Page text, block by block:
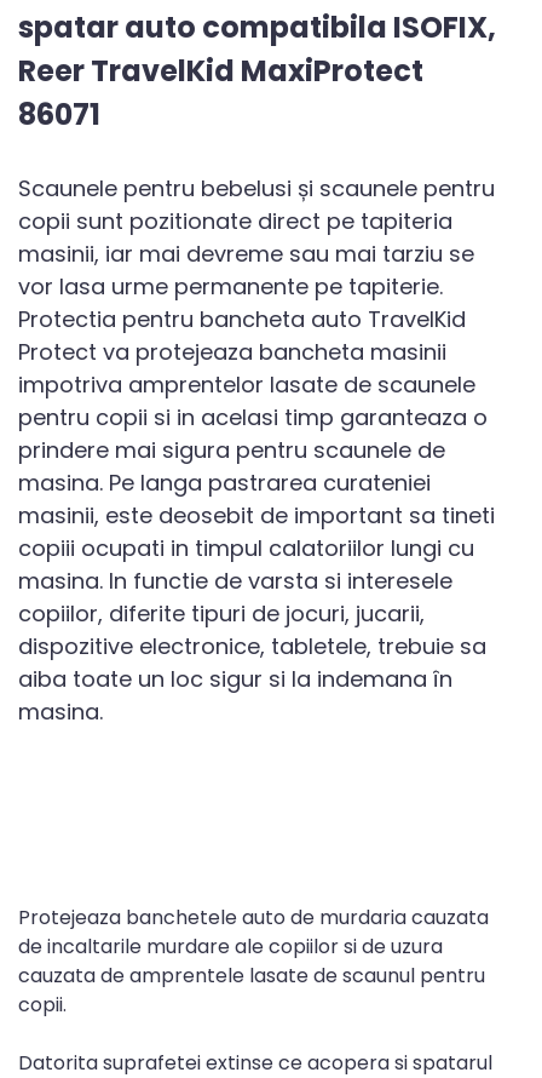
spatar auto compatibila ISOFIX,
Reer TravelKid MaxiProtect
86071
Scaunele pentru bebelusi și scaunele pentru
copii sunt pozitionate direct pe tapiteria
masinii, iar mai devreme sau mai tarziu se
vor lasa urme permanente pe tapiterie.
Protectia pentru bancheta auto TravelKid
Protect va protejeaza bancheta masinii
impotriva amprentelor lasate de scaunele
pentru copii si in acelasi timp garanteaza o
prindere mai sigura pentru scaunele de
masina. Pe langa pastrarea curateniei
masinii, este deosebit de important sa tineti
copiii ocupati in timpul calatoriilor lungi cu
masina. In functie de varsta si interesele
copiilor, diferite tipuri de jocuri, jucarii,
dispozitive electronice, tabletele, trebuie sa
aiba toate un loc sigur si la indemana în
masina.
Protejeaza banchetele auto de murdaria cauzata
de incaltarile murdare ale copiilor si de uzura
cauzata de amprentele lasate de scaunul pentru
copii.
Datorita suprafetei extinse ce acopera si spatarul